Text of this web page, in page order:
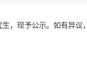
生，现予公示。如有异议